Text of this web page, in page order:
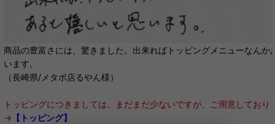
商品の豊富さには、驚きました。出来ればトッピングメニューなんか
います。
（長崎県/メタボ店るやん様）
トッピングにつきましては、まだまだ少ないですが、ご用意しており
→ 【トッピング】